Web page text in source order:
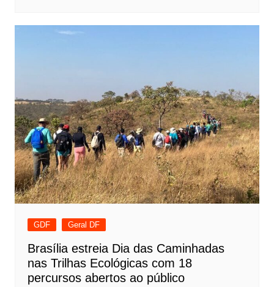
GDF Geral DF
Brasília estreia Dia das Caminhadas
nas Trilhas Ecológicas com 18
percursos abertos ao público